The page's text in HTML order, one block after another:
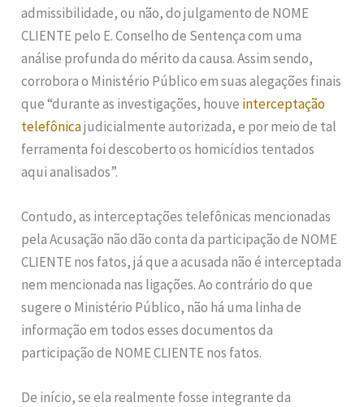
admissibilidade, ou não, do julgamento de NOME
CLIENTE pelo E. Conselho de Sentença com uma
análise profunda do mérito da causa. Assim sendo,
corrobora o Ministério Público em suas alegações finais
que “durante as investigações, houve interceptação
telefônicajudicialmente autorizada, e por meio de tal
ferramenta foi descoberto os homicídios tentados
aqui analisados”.
Contudo, as interceptações telefônicas mencionadas
pela Acusação não dão conta da participação de NOME
CLIENTE nos fatos, já que a acusada não é interceptada
nem mencionada nas ligações. Ao contrário do que
sugere o Ministério Público, não há uma linha de
informação em todos esses documentos da
participação de NOME CLIENTE nos fatos.
De início, se ela realmente fosse integrante da